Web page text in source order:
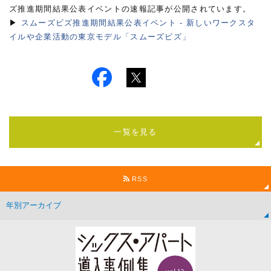
ズ推進期間結果公表イベントの速報記事が公開されています。
▶
スムーズビズ推進期間結果公表イベント - 新しいワークスタ
イルや企業活動の東京モデル「スムーズビズ」
一覧を見る
RSS